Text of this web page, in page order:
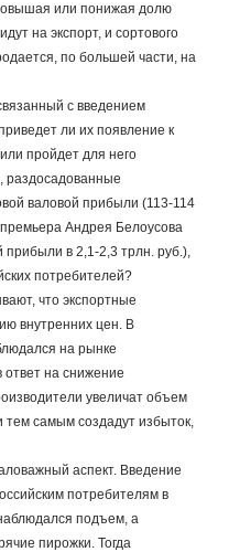
или понижая долю
на экспорт, и сортового
по большей части, на
с введением
ли их появление к
пройдет для него
раздосадованные
валовой прибыли (113-114
Андрея Белоусова
прибыли в 2,1-2,3 трлн. руб.),
потребителей?
что экспортные
внутренних цен. В
на рынке
на снижение
увеличат объем
самым создадут избыток,
аспект. Введение
потребителям в
подъем, а
пирожки. Тогда